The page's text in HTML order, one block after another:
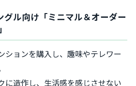
グル向け「ミニマル＆オーダー
ションを購入し、趣味やテレワー
に造作し、生活感を感じさせない